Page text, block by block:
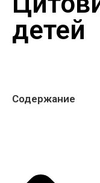
детей
Содержание